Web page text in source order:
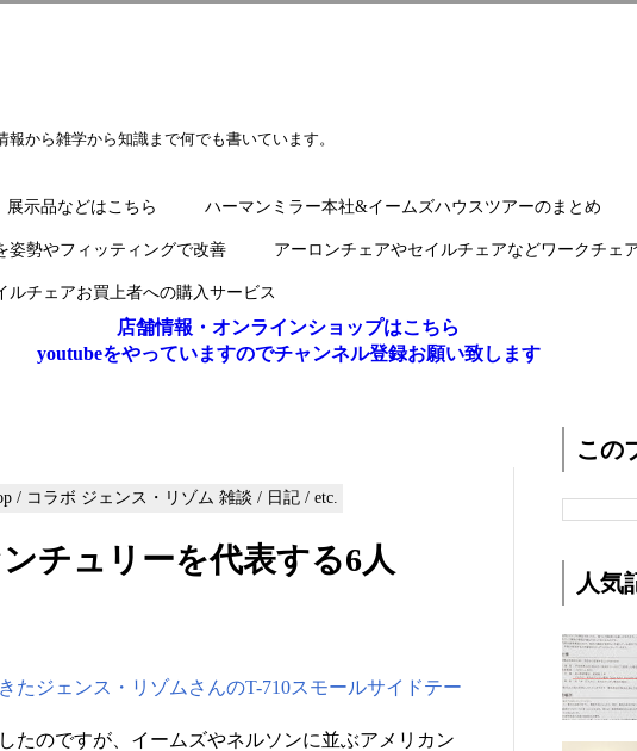
から雑学から知識まで何でも書いています。
展示品などはこちら ハーマンミラー本社&イームズハウスツアーのまとめ
姿勢やフィッティングで改善 アーロンチェアやセイルチェアなどワークチェ
チェアお買上者への購入サービス
店舗情報・オンラインショップはこちら
youtubeをやっていますのでチャンネル登録お願い致します
/ コラボ ジェンス・リゾム 雑談 / 日記 / etc.
チュリーを代表する6人
たジェンス・リゾムさんのT-710スモールサイドテー
たのですが、イームズやネルソンに並ぶアメリカン
この
人気